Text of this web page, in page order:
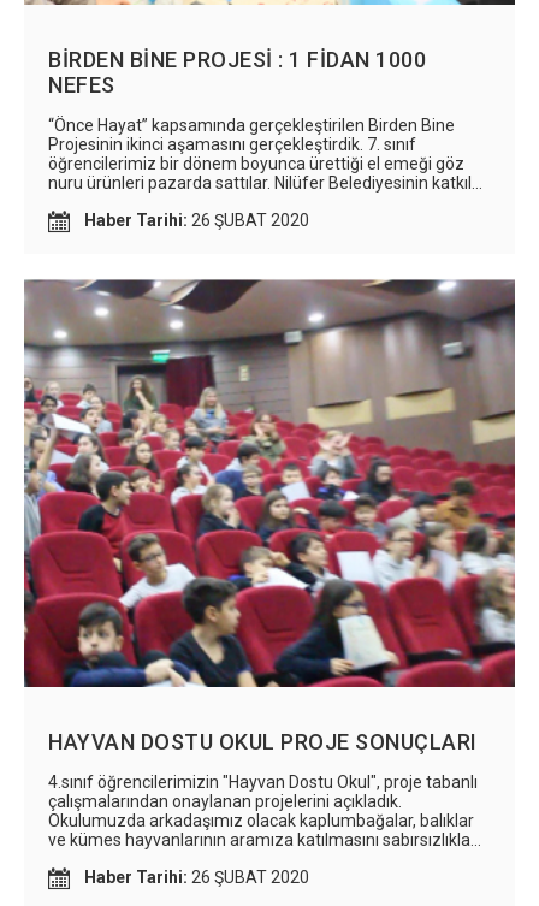
BİRDEN BİNE PROJESİ : 1 FİDAN 1000
NEFES
“Önce Hayat” kapsamında gerçekleştirilen Birden Bine
Projesinin ikinci aşamasını gerçekleştirdik. 7. sınıf
öğrencilerimiz bir dönem boyunca ürettiği el emeği göz
nuru ürünleri pazarda sattılar. Nilüfer Belediyesinin katkıları
olacak? 1’i 1000 yapacağız. Bizi takipte kalın.
Haber Tarihi: 26 ŞUBAT 2020
HAYVAN DOSTU OKUL PROJE SONUÇLARI
4.sınıf öğrencilerimizin "Hayvan Dostu Okul", proje tabanlı
çalışmalarından onaylanan projelerini açıkladık.
Okulumuzda arkadaşımız olacak kaplumbağalar, balıklar
ve kümes hayvanlarının aramıza katılmasını sabırsızlıkla
Haber Tarihi: 26 ŞUBAT 2020